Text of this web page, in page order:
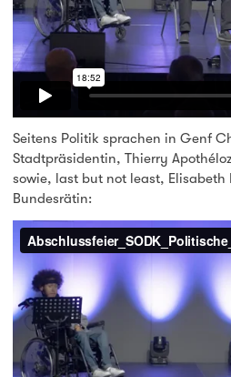
Seitens Politik sprachen in Genf
Stadtpräsidentin, Thierry
sowie, last but not least, Elisabeth
Bundesrätin: